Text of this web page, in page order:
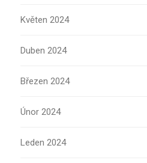
Květen 2024
Duben 2024
Březen 2024
Únor 2024
Leden 2024